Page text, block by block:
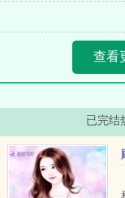
查看
已完结